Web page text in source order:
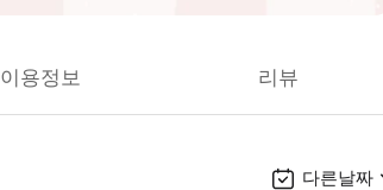
이용정보 리뷰
다른날짜